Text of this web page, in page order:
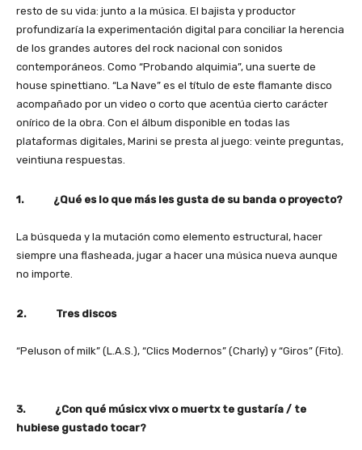
resto de su vida: junto a la música. El bajista y productor
profundizaría la experimentación digital para conciliar la herencia
de los grandes autores del rock nacional con sonidos
contemporáneos. Como “Probando alquimia”, una suerte de
house spinettiano. “La Nave” es el título de este flamante disco
acompañado por un video o corto que acentúa cierto carácter
onírico de la obra. Con el álbum disponible en todas las
plataformas digitales, Marini se presta al juego: veinte preguntas,
veintiuna respuestas.
1. ¿Qué es lo que más les gusta de su banda o proyecto?
La búsqueda y la mutación como elemento estructural, hacer
siempre una flasheada, jugar a hacer una música nueva aunque
no importe.
2. Tres discos
“Peluson of milk” (L.A.S.), “Clics Modernos” (Charly) y “Giros” (Fito).
3. ¿Con qué músicx vivx o muertx te gustaría / te
hubiese gustado tocar?